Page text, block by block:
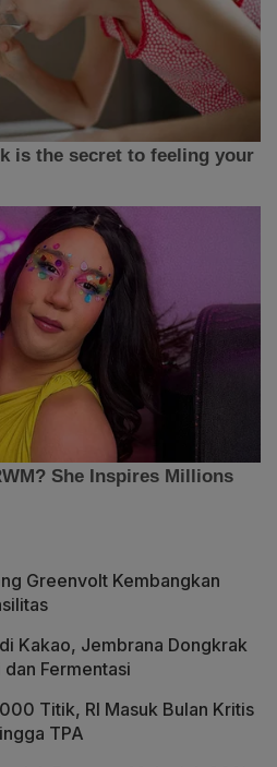
Greenvolt Kembangkan
Kakao, Jembrana Dongkrak
Fermentasi
Titik, RI Masuk Bulan Kritis
TPA